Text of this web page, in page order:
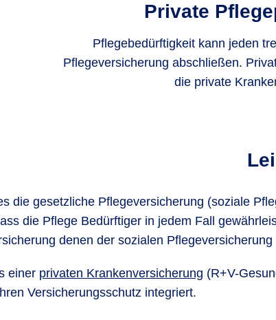
Private
Pflegebedürftigkeit kann jeden
Pflegeversicherung abschließen.
die private
die gesetzliche Pflegeversicherung (soziale
die Pflege Bedürftiger in jedem Fall
denen der sozialen
einer privaten Krankenversicherung (R+V-
Versicherungsschutz integriert.